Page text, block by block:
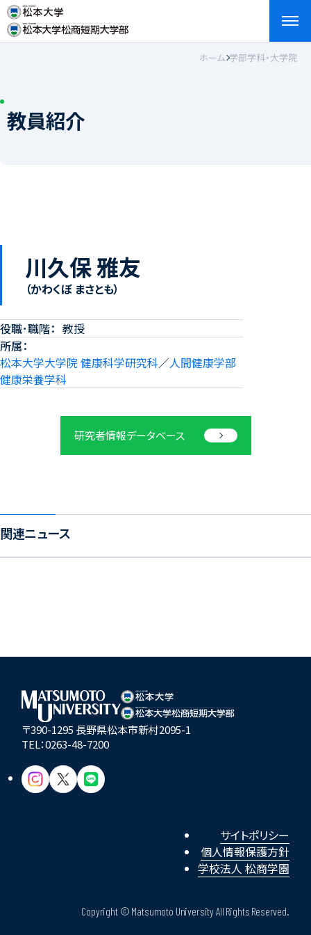
アクセス English
ホーム 学部学科・大学院
教員紹介
川久保 雅友
（かわくぼ まさとも）
役職･職階
教授
所属
松本大学大学院 健康科学研究科／人間健康学部
健康栄養学科
研究者情報データベース
関連ニュース
〒390-1295 長野県松本市新村2095-1
TEL：0263-48-7200
サイトポリシー
個人情報保護方針
学校法人 松商学園
Copyright © Matsumoto University All Rights Reserved.